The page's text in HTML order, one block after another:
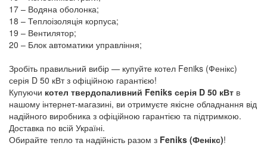
17 – Водяна оболонка;
18 – Теплоізоляція корпуса;
19 – Вентилятор;
20 – Блок автоматики управління;
Зробіть правильний вибір — купуйте котел Feniks (Фенікс)
серія D 50 кВт з офіційною гарантією!
Купуючи котел твердопаливний Feniks серія D 50 кВт в
нашому інтернет-магазині, ви отримуєте якісне обладнання від
надійного виробника з офіційною гарантією та підтримкою.
Доставка по всій Україні.
Обирайте тепло та надійність разом з Feniks (Фенікс)!